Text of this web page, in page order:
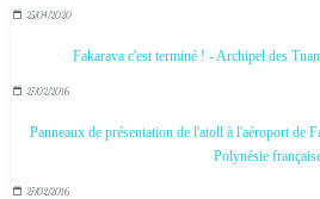
25/04/2020
Fakarava c'est terminé ! - Archipel des
27/02/2016
Panneaux de présentation de l'atoll à l'aéroport de
Polynésie
27/02/2016